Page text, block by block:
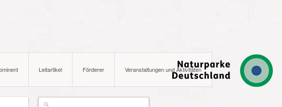
Leitartikel Förderer Veranstaltungen und Aktivitäten